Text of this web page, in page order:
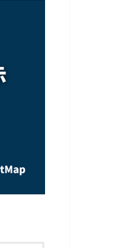
プール 一般440円（平